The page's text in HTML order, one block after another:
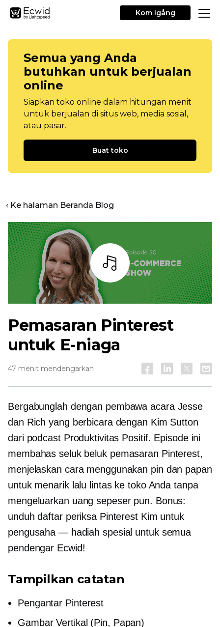
Kom igång
Semua yang Anda
butuhkan untuk berjualan
online
Siapkan toko online dalam hitungan menit
untuk berjualan di situs web, media sosial,
atau pasar.
Buat toko
‹ Ke halaman Beranda Blog
Mendengarkan
Pemasaran Pinterest
untuk E-niaga
47 menit mendengarkan
Bergabunglah dengan pembawa acara Jesse
dan Rich yang berbicara dengan Kim Sutton
dari podcast Produktivitas Positif. Episode ini
membahas seluk beluk pemasaran Pinterest,
menjelaskan cara menggunakan pin dan papan
untuk menarik lalu lintas ke toko Anda tanpa
mengeluarkan uang sepeser pun. Bonus:
unduh daftar periksa Pinterest Kim untuk
pengusaha — hadiah spesial untuk semua
pendengar Ecwid!
Tampilkan catatan
Pengantar Pinterest
Gambar Vertikal (Pin, Papan)